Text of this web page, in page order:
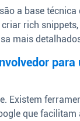
a base
rich
mais
para
Existem
que facilitam